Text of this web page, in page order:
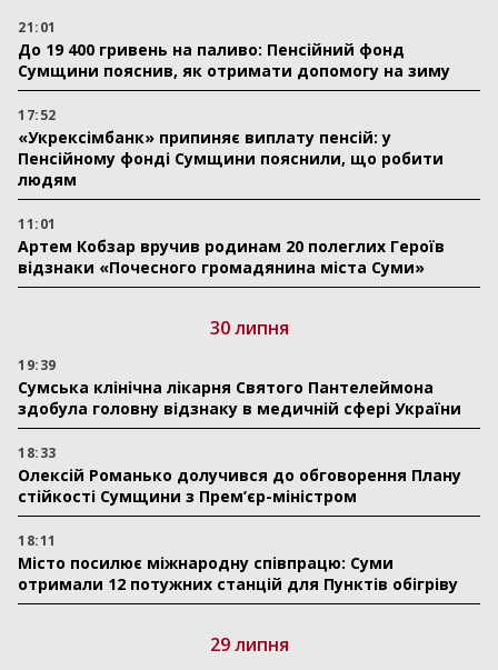
21:01
До 19 400 гривень на паливо: Пенсійний фонд
Сумщини пояснив, як отримати допомогу на зиму
17:52
«Укрексімбанк» припиняє виплату пенсій: у
Пенсійному фонді Сумщини пояснили, що робити
людям
11:01
Артем Кобзар вручив родинам 20 полеглих Героїв
відзнаки «Почесного громадянина міста Суми»
30 липня
19:39
Сумська клінічна лікарня Святого Пантелеймона
здобула головну відзнаку в медичній сфері України
18:33
Олексій Романько долучився до обговорення Плану
стійкості Сумщини з Прем’єр-міністром
18:11
Місто посилює міжнародну співпрацю: Суми
отримали 12 потужних станцій для Пунктів обігріву
29 липня